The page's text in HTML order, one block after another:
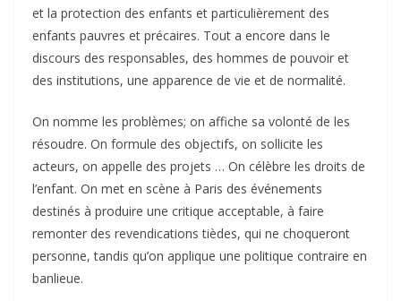
et la protection des enfants et particulièrement des
enfants pauvres et précaires. Tout a encore dans le
discours des responsables, des hommes de pouvoir et
des institutions, une apparence de vie et de normalité.
On nomme les problèmes; on affiche sa volonté de les
résoudre. On formule des objectifs, on sollicite les
acteurs, on appelle des projets … On célèbre les droits de
l’enfant. On met en scène à Paris des événements
destinés à produire une critique acceptable, à faire
remonter des revendications tièdes, qui ne choqueront
personne, tandis qu’on applique une politique contraire en
banlieue.